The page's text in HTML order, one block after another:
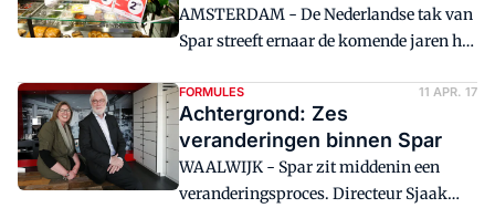
AMSTERDAM - De Nederlandse tak van
Spar streeft ernaar de komende jaren het
flink uit te breiden. Er is ruimte voor
twintig tot 25 vestigingen.
FORMULES 11 APR. 17
Achtergrond: Zes
veranderingen binnen Spar
WAALWIJK - Spar zit middenin een
veranderingsproces. Directeur Sjaak